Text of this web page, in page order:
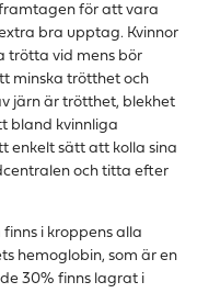
för att vara
bra upptag. Kvinnor
trötta vid mens bör
minska trötthet och
järn är trötthet, blekhet
bland kvinnliga
enkelt sätt att kolla sina
och titta efter
i kroppens alla
hemoglobin, som är en
30% finns lagrat i